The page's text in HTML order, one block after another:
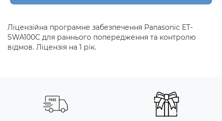
Ліцензійна програмне забезпечення Panasonic ET-
SWA100C для раннього попередження та контролю
відмов. Ліцензія на 1 рік.